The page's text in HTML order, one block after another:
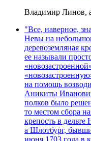
Владимир Линов,
"Все, наверное,
Невы на
деревоземляная
ее называли
на помощь
Аникиты
полков было
то местом сбора
крепость в
а Шлотбург,